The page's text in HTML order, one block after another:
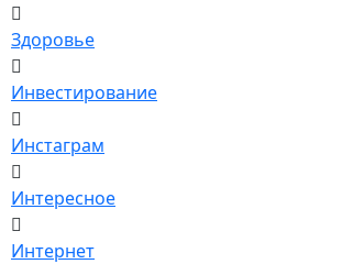
Здоровье
Инвестирование
Инстаграм
Интересное
Интернет